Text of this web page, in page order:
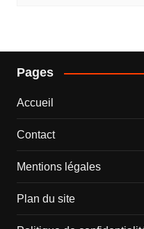
Pages
Accueil
Contact
Mentions légales
Plan du site